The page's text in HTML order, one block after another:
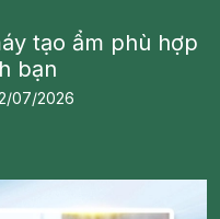
tạo ẩm phù hợp
bạn
07/2026